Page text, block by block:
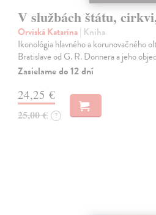
V službách štátu,
Orviská Katarína| Kniha
Ikonológia hlavného a korunovačného
Bratislave od G. R. Donnera a jeho
Zasielame do 12 dní
24,25 €
25,00 € ?